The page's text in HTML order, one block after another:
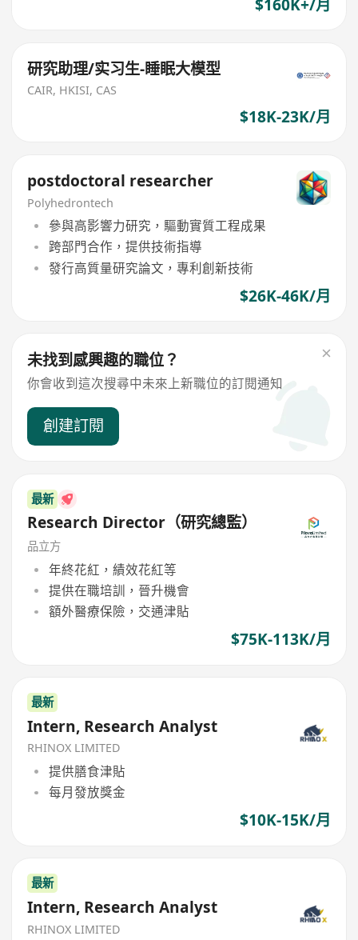
$160K+/月
研究助理/实习生-睡眠大模型
CAIR, HKISI, CAS
$18K-23K/月
postdoctoral researcher
Polyhedrontech
參與高影響力研究，驅動實質工程成果
跨部門合作，提供技術指導
發行高質量研究論文，專利創新技術
$26K-46K/月
未找到感興趣的職位？
你會收到這次搜尋中未來上新職位的訂閱通知
創建訂閱
最新
Research Director（研究總監）
品立方
年終花紅，績效花紅等
提供在職培訓，晉升機會
額外醫療保險，交通津貼
$75K-113K/月
最新
Intern, Research Analyst
RHINOX LIMITED
提供膳食津貼
每月發放獎金
$10K-15K/月
最新
Intern, Research Analyst
RHINOX LIMITED